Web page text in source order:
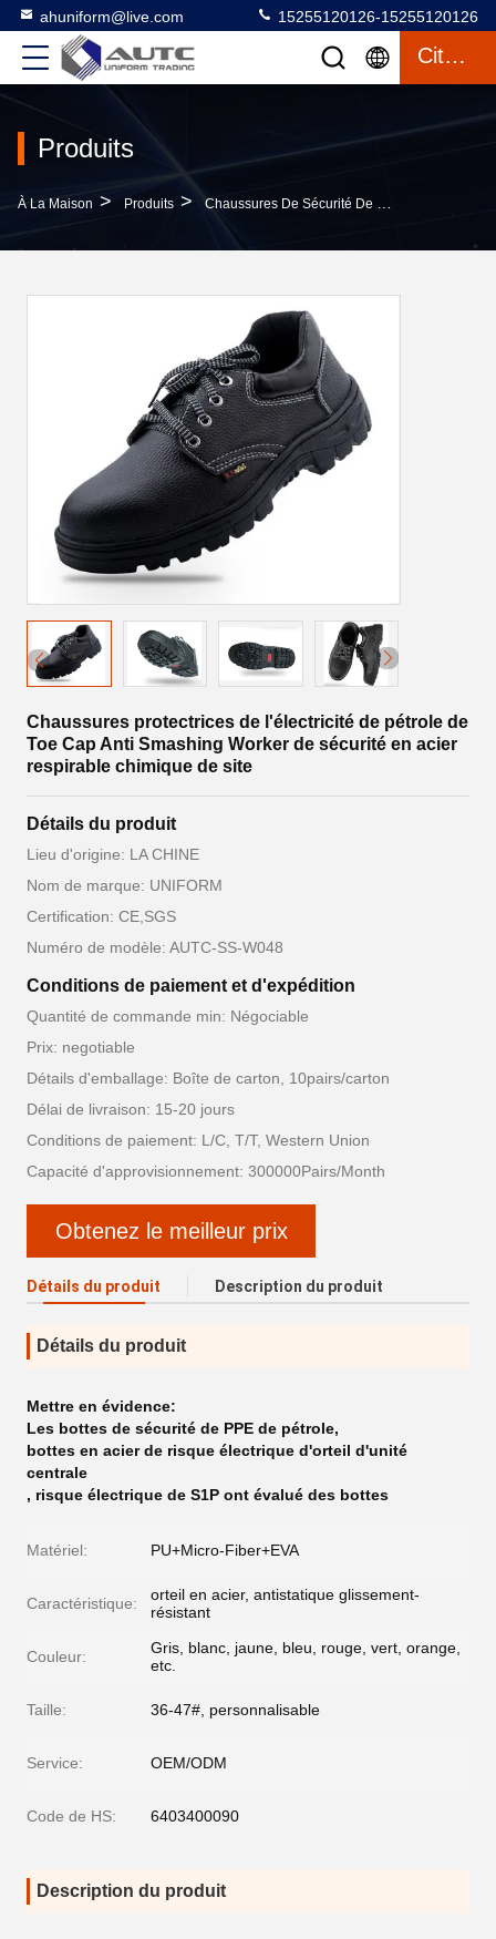
ahuniform@live.com 15255120126-15255120126
Citation
Produits
À La Maison > Produits > Chaussures De Sécurité De PPE
Chaussures protectrices de l'électricité de pétrole de
Toe Cap Anti Smashing Worker de sécurité en acier
respirable chimique de site
Détails du produit
Lieu d'origine: LA CHINE
Nom de marque: UNIFORM
Certification: CE,SGS
Numéro de modèle: AUTC-SS-W048
Conditions de paiement et d'expédition
Quantité de commande min: Négociable
Prix: negotiable
Détails d'emballage: Boîte de carton, 10pairs/carton
Délai de livraison: 15-20 jours
Conditions de paiement: L/C, T/T, Western Union
Capacité d'approvisionnement: 300000Pairs/Month
Obtenez le meilleur prix
Détails du produit Description du produit
Détails du produit
Mettre en évidence:
Les bottes de sécurité de PPE de pétrole,
bottes en acier de risque électrique d'orteil d'unité
centrale
, risque électrique de S1P ont évalué des bottes
Matériel: PU+Micro-Fiber+EVA
Caractéristique:
orteil en acier, antistatique glissement-
résistant
Couleur:
Gris, blanc, jaune, bleu, rouge, vert, orange,
etc.
Taille: 36-47#, personnalisable
Service: OEM/ODM
Code de HS: 6403400090
Description du produit